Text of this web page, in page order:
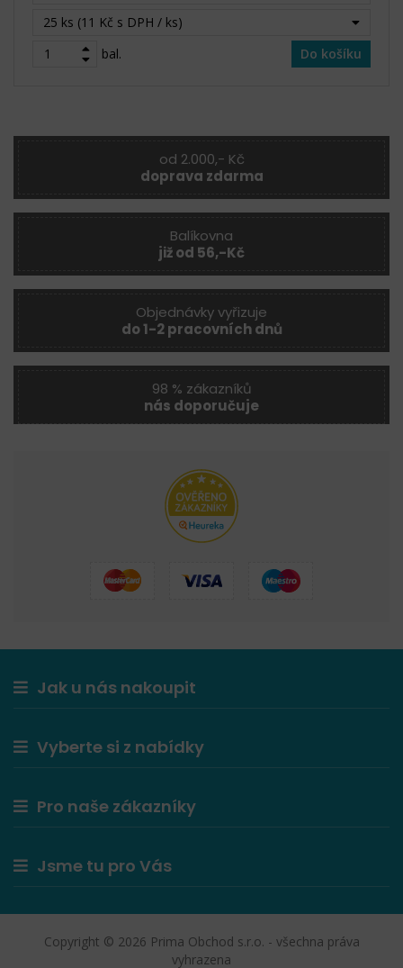
25 ks (11 Kč s DPH / ks)
bal.
Do košíku
od 2.000,- Kč
doprava zdarma
Balíkovna
již od 56,-Kč
Objednávky vyřizuje
do 1-2 pracovních dnů
98 % zákazníků
nás doporučuje
Jak u nás nakoupit
Vyberte si z nabídky
Pro naše zákazníky
Jsme tu pro Vás
Copyright © 2026 Prima Obchod s.r.o. - všechna práva
vyhrazena